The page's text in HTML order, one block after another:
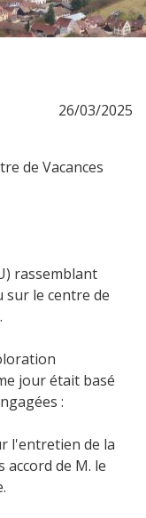
26/03/2025
de Vacances
rassemblant
sur le centre de
jour était basé
:
l'entretien de la
accord de M. le